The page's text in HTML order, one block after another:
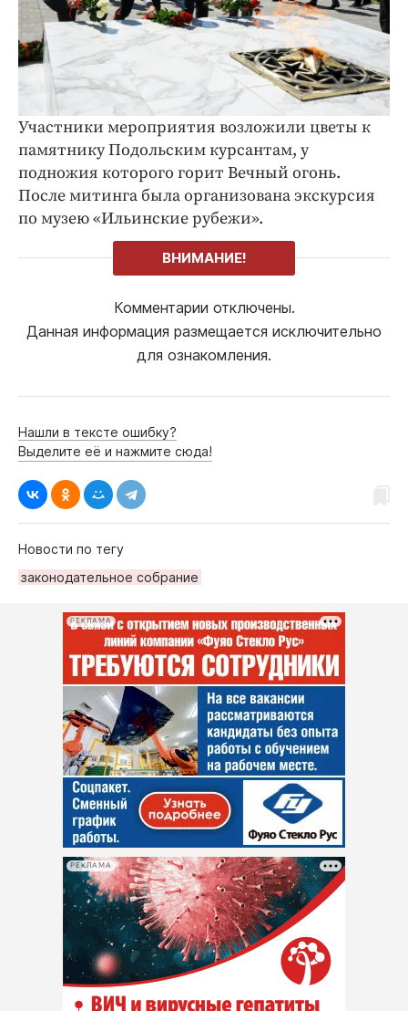
Участники мероприятия возложили цветы к
памятнику Подольским курсантам, у
подножия которого горит Вечный огонь.
После митинга была организована экскурсия
по музею «Ильинские рубежи».
ВНИМАНИЕ!
Комментарии отключены.
Данная информация размещается исключительно
для ознакомления.
Нашли в тексте ошибку?
Выделите её и нажмите сюда!
Новости по тегу
законодательное собрание
РЕКЛАМА
РЕКЛАМА